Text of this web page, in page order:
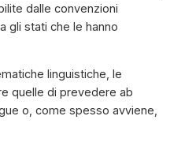
dalle convenzioni
gli stati che le hanno
linguistiche, le
quelle di prevedere ab
o, come spesso avviene,